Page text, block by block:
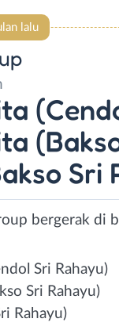
lalu
Sri
bergerak di
Sri Rahayu)
Sri Rahayu)
Rahayu)